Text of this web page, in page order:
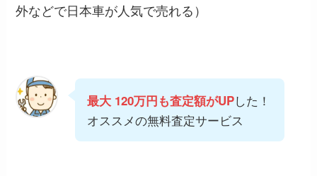
外などで日本車が人気で売れる）
最大 120万円も査定額がUPした！
オススメの無料査定サービス